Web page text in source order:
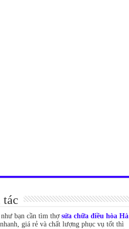
bạn cần tìm thợ sửa chữa điều hòa Hà
giá rẻ và chất lượng phục vụ tốt thì